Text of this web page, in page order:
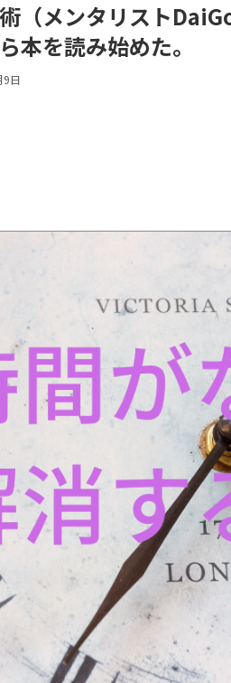
術（メンタリスト
本を読み始めた。
9日